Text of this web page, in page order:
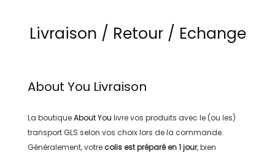
Livraison / Retour / Echange
About You Livraison
La boutiqueAbout You livre vos produits avec le (ou les)
transportGLS selon vos choix lors de la commande.
Généralement, votre colis est préparé en1 jour, bien